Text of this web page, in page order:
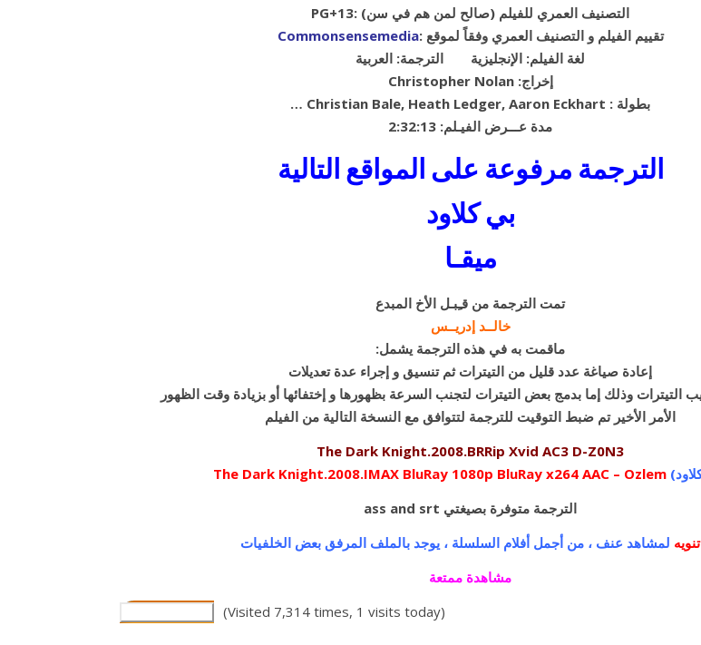
PG+13: (التصنيف العمري للفيلم (صالح لمن هم في سن
Commonsensemedia : تقييم الفيلم و التصنيف العمري وفقاً لموقع
لغة الفيلم: الإنجليزية
الترجمة: العربية
Christopher Nolan :إخراج
… Christian Bale, Heath Ledger, Aaron Eckhart : بطولة
2:32:13 :مدة عـــرض الفيـلم
الترجمة مرفوعة على المواقع التالية
بي كلاود
ميقـا
تمت الترجمة من قـِبـل الأخ المبدع
خالــد إدريــس
:ماقمت به في هذه الترجمة يشمل
إعادة صياغة عدد قليل من التيترات ثم تنسيق و إجراء عدة تعديلات
الأمر الأخير تم ضبط التوقيت للترجمة لتتوافق مع النسخة التالية من الفيلم
The Dark Knight.2008.BRRip Xvid AC3 D-Z0N3
The Dark Knight.2008.IMAX BluRay 1080p BluRay x264 AAC – Ozlem
ass and srt الترجمة متوفرة بصيغتي
تنويه لمشاهد عنف ، من أجمل أفلام السلسلة ، يوجد بالملف المرفق بعض الخلفيات
مشاهدة ممتعة
(Visited 7,314 times, 1 visits today)